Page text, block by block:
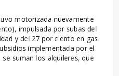
motorizada nuevamente
impulsada por subas del
y del 27 por ciento en gas
implementada por el
suman los alquileres, que